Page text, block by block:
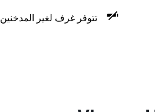
تتوفر غرف لغير المدخنين